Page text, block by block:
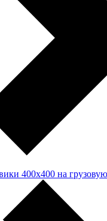
400х400 на